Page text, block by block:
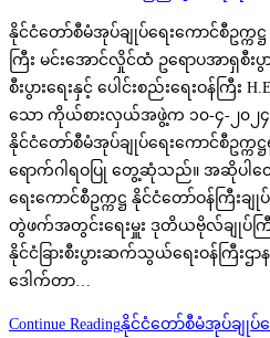
နိုင်ငံတော်စီမံအုပ်ချုပ်ရေးကောင်စီဥက္ကဋ္
ကြီး မင်းအောင်လှိုင်ထံ ဥရောပအာရှစီးပွ
စီးပွားရေးနှင့် ပေါင်းစည်းရေးဝန်ကြီး
သော ကိုယ်စားလှယ်အဖွဲ့က ၁၀-၄-၂၀၂
နိုင်ငံတော်စီမံအုပ်ချုပ်ရေးကောင်စီဥက္က
ရောက်ဂါရဝပြု တွေ့ဆုံသည်။ အဆိုပါ
ရေးကောင်စီဥက္ကဋ္ဌ နိုင်ငံတော်ဝန်ကြီး
တွဲဖက်အတွင်းရေးမှူး ဒုတိယဗိုလ်ချုပ်ကြီး
နိုင်ငံခြားစီးပွားဆက်သွယ်ရေးဝန်ကြီးဌာ
ဒေါက်တာ…
Continue Readingနိုင်ငံ‌တော်စီမံအုပ်ချုပ်ရ